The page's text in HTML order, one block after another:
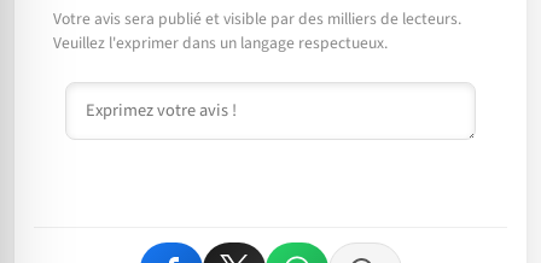
Votre avis sera publié et visible par des milliers de lecteurs.
Veuillez l'exprimer dans un langage respectueux.
Commentaire